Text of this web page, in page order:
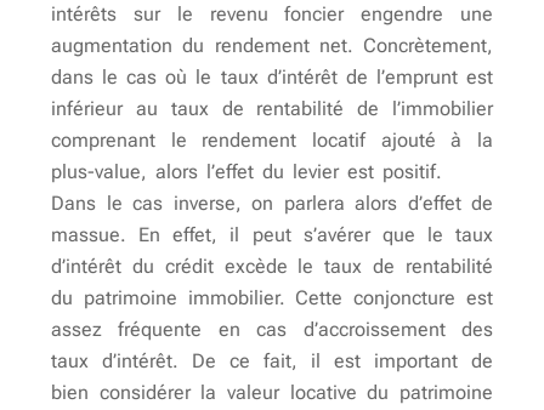
intérêts sur le revenu foncier engendre une
augmentation du rendement net. Concrètement,
dans le cas où le taux d’intérêt de l’emprunt est
inférieur au taux de rentabilité de l’immobilier
comprenant le rendement locatif ajouté à la
plus-value, alors l’effet du levier est positif.
Dans le cas inverse, on parlera alors d’effet de
massue. En effet, il peut s’avérer que le taux
d’intérêt du crédit excède le taux de rentabilité
du patrimoine immobilier. Cette conjoncture est
assez fréquente en cas d’accroissement des
taux d’intérêt. De ce fait, il est important de
bien considérer la valeur locative du patrimoine